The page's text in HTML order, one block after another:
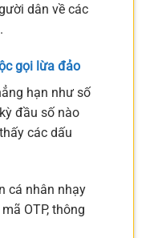
dân về các
gọi lừa đảo
hạn như số
đầu số nào
các dấu
cá nhân nhạy
OTP, thông